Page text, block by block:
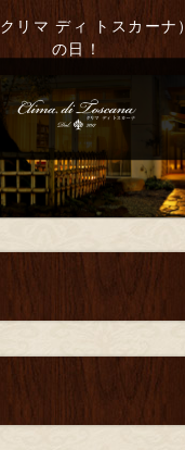
リマ ディ トスカーナ
の日！